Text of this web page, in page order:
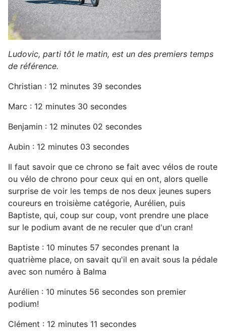
Ludovic, parti tôt le matin, est un des premiers temps
de référence.
Christian : 12 minutes 39 secondes
Marc : 12 minutes 30 secondes
Benjamin : 12 minutes 02 secondes
Aubin : 12 minutes 03 secondes
Il faut savoir que ce chrono se fait avec vélos de route
ou vélo de chrono pour ceux qui en ont, alors quelle
surprise de voir les temps de nos deux jeunes supers
coureurs en troisième catégorie, Aurélien, puis
Baptiste, qui, coup sur coup, vont prendre une place
sur le podium avant de ne reculer que d'un cran!
Baptiste : 10 minutes 57 secondes prenant la
quatrième place, on savait qu'il en avait sous la pédale
avec son numéro à Balma
Aurélien : 10 minutes 56 secondes son premier
podium!
Clément : 12 minutes 11 secondes